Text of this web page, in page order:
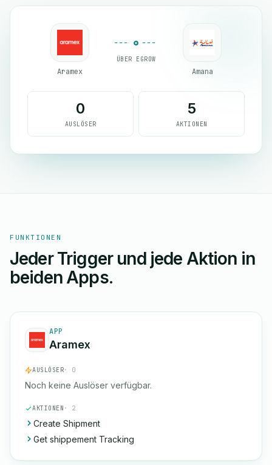
Aramex
ÜBER EGROW
Amana
0
AUSLÖSER
5
AKTIONEN
FUNKTIONEN
Jeder Trigger und jede Aktion in
beiden Apps.
APP
Aramex
AUSLÖSER· 0
Noch keine Auslöser verfügbar.
AKTIONEN · 2
Create Shipment
Get shippement Tracking